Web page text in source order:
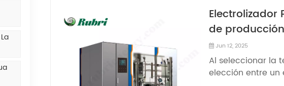
Electrolizador
de
adecuada
Jun 12, 2025
Al seleccionar la
elección entre